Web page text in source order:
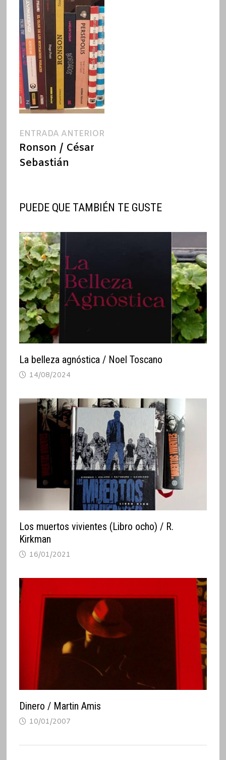
Navegación
de
ENTRADA ANTERIOREntrada
Ronson / César
Sebastián
PUEDE QUE TAMBIÉN TE GUSTE
La belleza agnóstica / Noel Toscano
14/08/2024
Los muertos vivientes (Libro ocho) / R.
Kirkman
16/01/2021
Dinero / Martin Amis
10/01/2007